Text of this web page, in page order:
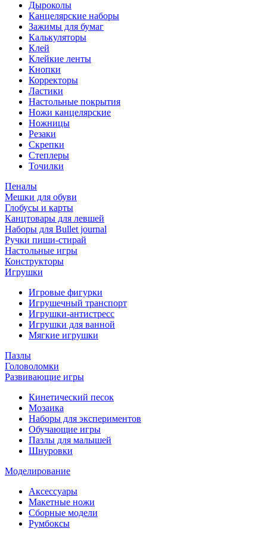
Дыроколы
Канцелярские наборы
Зажимы для бумаг
Калькуляторы
Клей
Клейкие ленты
Кнопки
Корректоры
Ластики
Настольные покрытия
Ножи канцелярские
Ножницы
Резаки
Скрепки
Степлеры
Точилки
Пеналы
Мешки для обуви
Глобусы и карты
Канцтовары для левшей
Наборы для Bullet journal
Ручки пиши-стирай
Настольные игры
Конструкторы
Игрушки
Игровые фигурки
Игрушечный транспорт
Игрушки-антистресс
Игрушки для ванной
Мягкие игрушки
Пазлы
Головоломки
Развивающие игры
Кинетический песок
Мозаика
Наборы для экспериментов
Обучающие игры
Пазлы для малышей
Шнуровки
Моделирование
Аксессуары
Макетные ножи
Сборные модели
Румбоксы